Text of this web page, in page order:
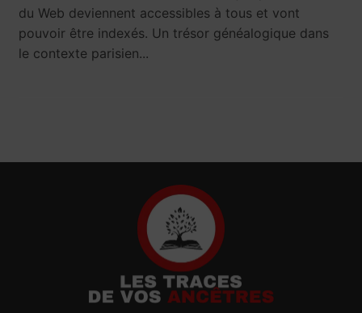
du Web deviennent accessibles à tous et vont
pouvoir être indexés. Un trésor généalogique dans
le contexte parisien...